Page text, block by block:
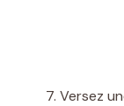
Versez